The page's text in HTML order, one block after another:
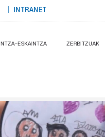
| INTRANET
ESKAINTZA ZERBITZUAK